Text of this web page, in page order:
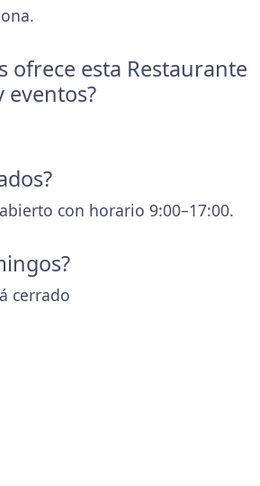
ofrece esta Restaurante
eventos?
con horario 9:00–17:00.
cerrado